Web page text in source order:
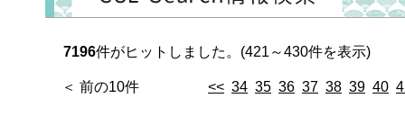
7196件がヒットしました。(421～430件を表示)
＜ 前の10件 << 34 35 36 37 38 39 40